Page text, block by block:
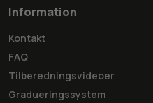
Information
Kontakt
FAQ
Tilberedningsvideoer
Gradueringssystem